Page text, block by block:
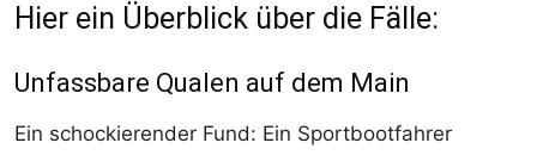
Hier ein Überblick über die Fälle:
Unfassbare Qualen auf dem Main
Ein schockierender Fund: Ein Sportbootfahrer